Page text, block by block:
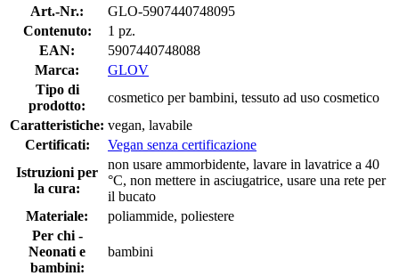
Art.-Nr.:
GLO-5907440748095
Contenuto:
1 pz.
EAN:
5907440748088
Marca:
GLOV
Tipo di
prodotto:
cosmetico per bambini, tessuto ad uso cosmetico
Caratteristiche: vegan, lavabile
Certificati:
Vegan senza certificazione
Istruzioni per
la cura:
non usare ammorbidente, lavare in lavatrice a 40
°C, non mettere in asciugatrice, usare una rete per
il bucato
Materiale:
poliammide, poliestere
Per chi -
Neonati e
bambini:
bambini